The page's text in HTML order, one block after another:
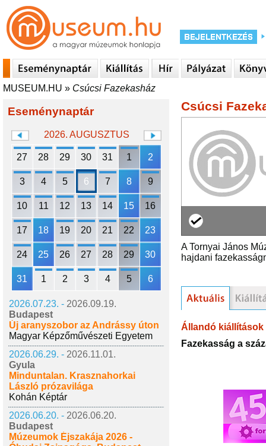
MUSEUM.HU » Csúcsi Fazekasház
Eseménynaptár
2026. AUGUSZTUS
27 28 29 30 31 1 2
3 4 5 6 7 8 9
10 11 12 13 14 15 16
17 18 19 20 21 22 23
24 25 26 27 28 29 30
31 1 2 3 4 5 6
2026.07.23. - 2026.09.19.
Budapest
Új aranyszobor az Andrássy úton
Magyar Képzőművészeti Egyetem
2026.06.29. - 2026.11.01.
Gyula
Minduntalan. Krasznahorkai
László prózavilága
Kohán Képtár
2026.06.20. - 2026.06.20.
Budapest
Múzeumok Éjszakája 2026 -
Csúcsi
A Tornyai János
hajdani
Állandó kiállítások
Fazekasság a